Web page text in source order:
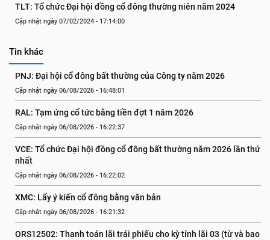
TLT: Tổ chức Đại hội đồng cổ đông thường niên năm 2024
Cập nhật ngày 07/02/2024 - 17:14:00
Tin khác
PNJ: Đại hội cổ đông bất thường của Công ty năm 2026
Cập nhật ngày 06/08/2026 - 16:48:01
RAL: Tạm ứng cổ tức bằng tiền đợt 1 năm 2026
Cập nhật ngày 06/08/2026 - 16:22:37
VCE: Tổ chức Đại hội đồng cổ đông bất thường năm 2026 lần thứ
nhất
Cập nhật ngày 06/08/2026 - 16:22:02
XMC: Lấy ý kiến cổ đông bằng văn bản
Cập nhật ngày 06/08/2026 - 16:21:32
ORS12502: Thanh toán lãi trái phiếu cho kỳ tính lãi 03 (từ và bao